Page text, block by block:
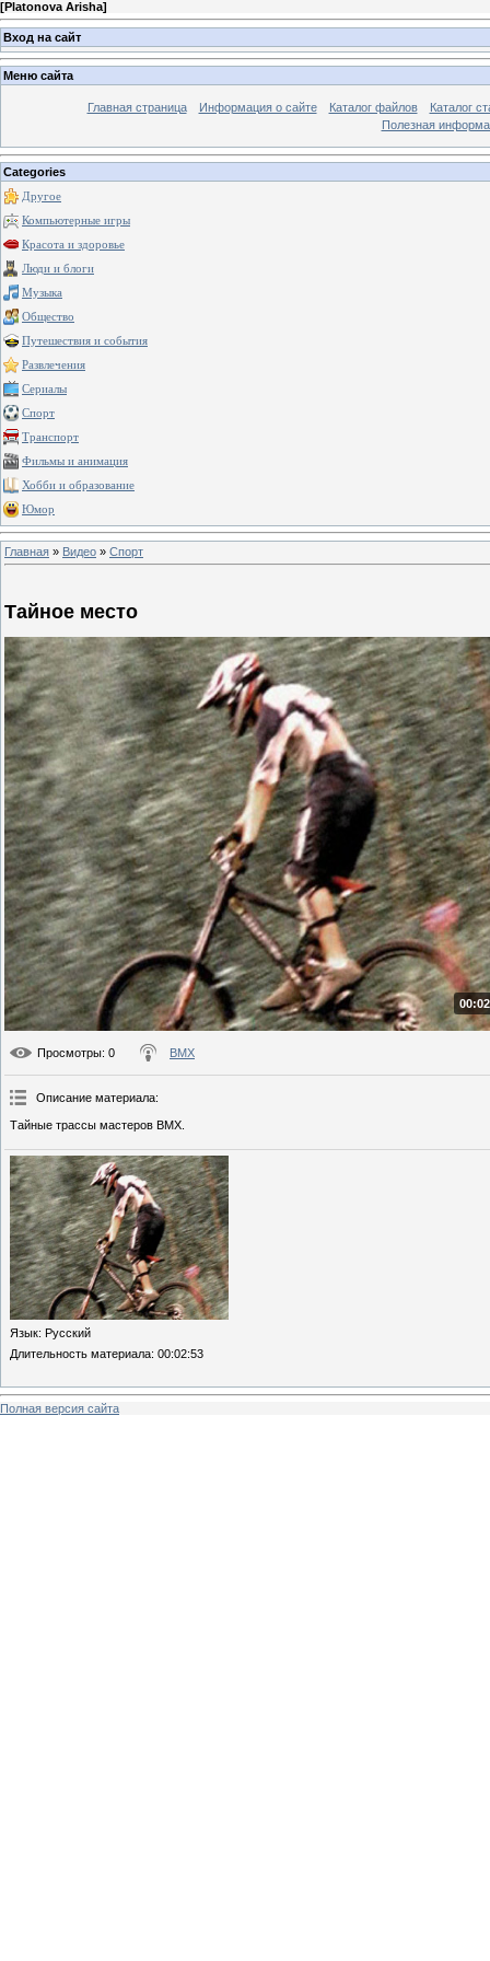
[Platonova Arisha]
Вход на сайт
Меню сайта
Главная страница Информация о сайте Каталог файлов
Каталог
Полезная
Categories
Другое
Компьютерные игры
Красота и здоровье
Люди и блоги
Музыка
Общество
Путешествия и события
Развлечения
Сериалы
Спорт
Транспорт
Фильмы и анимация
Хобби и образование
Юмор
Главная » Видео » Спорт
Тайное место
Просмотры: 0 BMX
Описание материала:
Тайные трассы мастеров BMX.
Язык: Русский
Длительность материала: 00:02:53
Полная версия сайта